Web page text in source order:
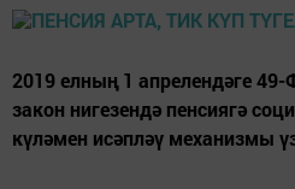
2019 елның 1 апрелендәге
закон нигезендә пенсиягә
күләмен исәпләү механизмы